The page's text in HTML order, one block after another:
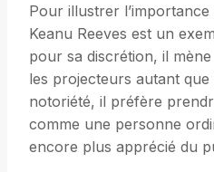
Pour illustrer
Keanu Reeves est un
pour sa discrétion, il
les projecteurs autant
notoriété, il préfère
comme une personne
encore plus apprécié du